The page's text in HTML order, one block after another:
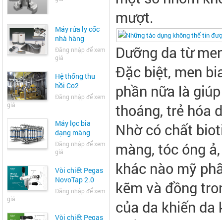
Máy rửa ly cốc
nhà hàng
Đăng nhập để xem
giá
Hệ thống thu
hồi Co2
Đăng nhập để xem
giá
Máy lọc bia
dạng màng
Đăng nhập để xem
giá
Vòi chiết Pegas
NovoTap 2.0
Đăng nhập để xem
giá
Vòi chiết Pegas
mượt.
Dưỡng da từ
Đặc biệt, men
phần nữa là
thoáng, trẻ hóa
Nhờ có chất
màng, tóc óng
khác nào mỹ
kẽm và đồng
của da khiến da